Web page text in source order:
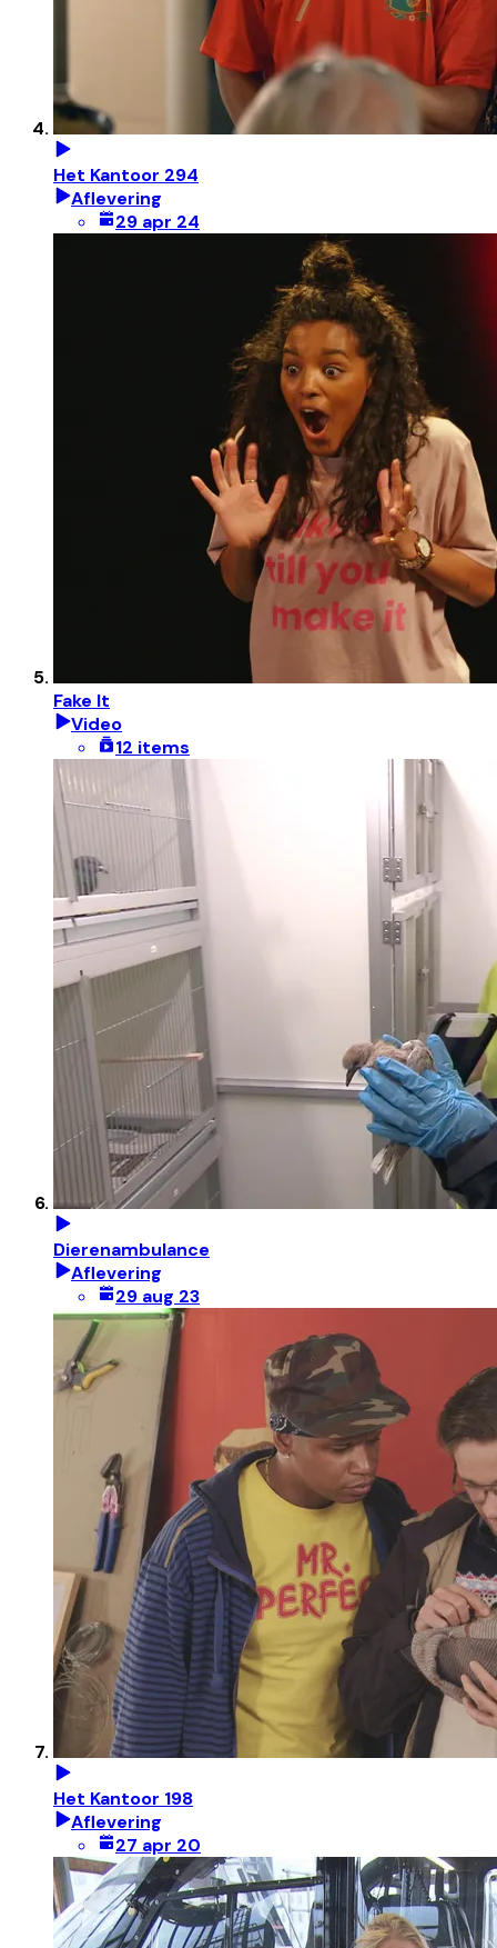
Het Kantoor 294
Aflevering
29 apr 24
Fake It
Video
12 items
Dierenambulance
Aflevering
29 aug 23
Het Kantoor 198
Aflevering
27 apr 20